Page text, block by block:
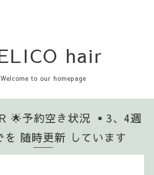
hair
Welcome to our homepage
🌟予約空き状況 ▪️3、4週
を 随時更新 しています